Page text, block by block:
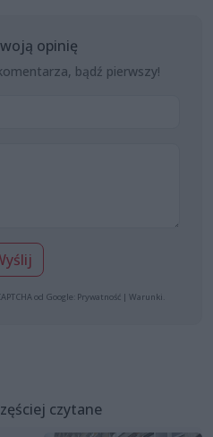
opinię
bądź pierwszy!
od Google: Prywatność | Warunki
czytane